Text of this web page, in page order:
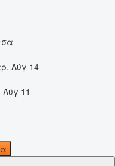
Αύγ 14
11